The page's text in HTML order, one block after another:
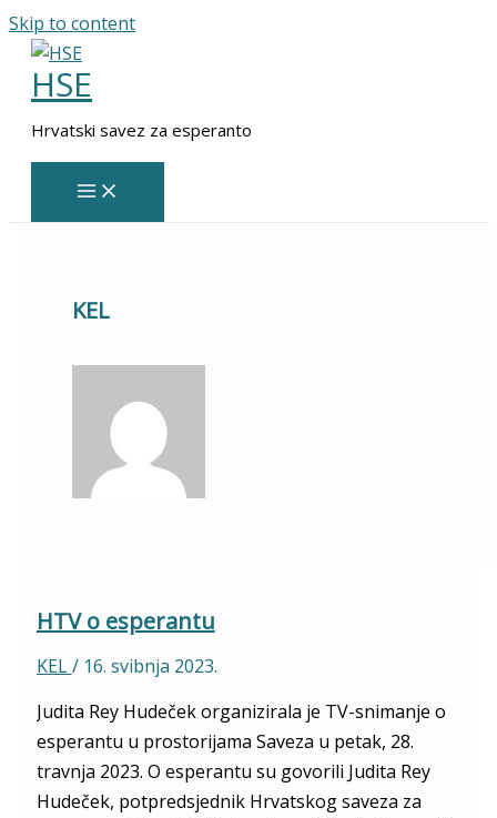
Skip to content
HSE
Hrvatski savez za esperanto
KEL
HTV o esperantu
KEL/ 16. svibnja 2023.
Judita Rey Hudeček organizirala je TV-snimanje o
esperantu u prostorijama Saveza u petak, 28.
travnja 2023. O esperantu su govorili Judita Rey
Hudeček, potpredsjednik Hrvatskog saveza za